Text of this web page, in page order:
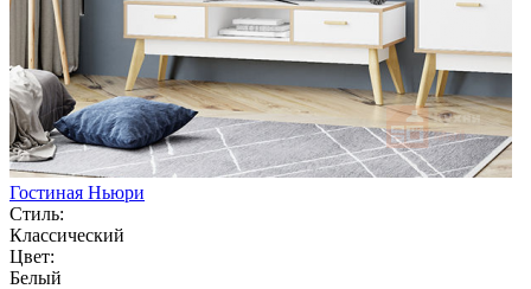
Гостиная Ньюри
Стиль:
Классический
Цвет:
Белый